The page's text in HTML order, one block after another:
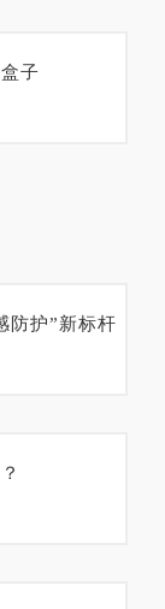
子
防护”新标杆